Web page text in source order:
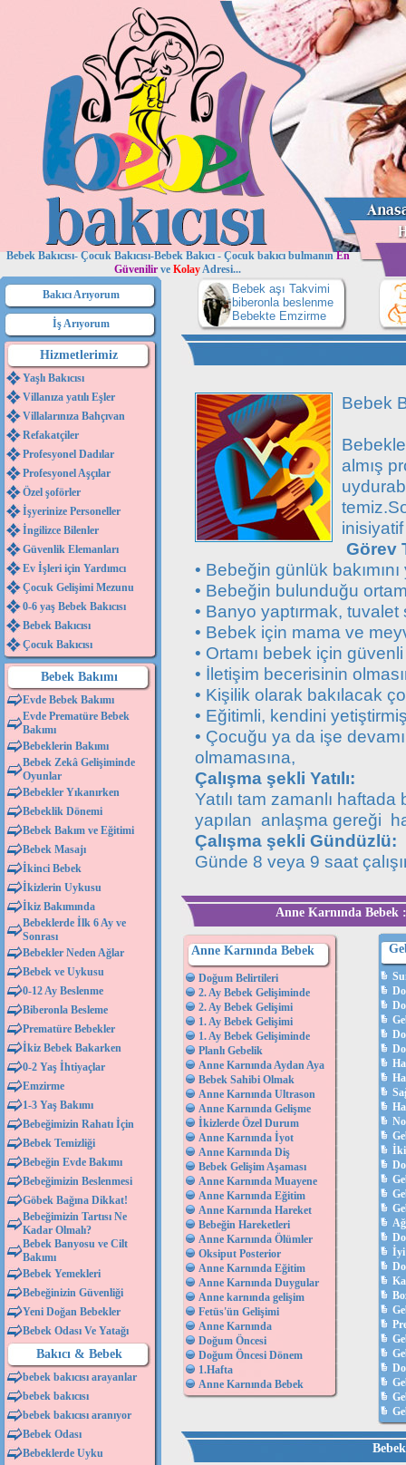
Bebek Bakıcısı- Çocuk Bakıcısı-Bebek Bakıcı - Çocuk bakıcı bulmanınEn
Güvenilir ve KolayAdresi...
Bakıcı Arıyorum
İş Arıyorum
Hizmetlerimiz
Yaşlı Bakıcısı
Villanıza yatılı Eşler
Villalarınıza Bahçıvan
Refakatçiler
Profesyonel Dadılar
Profesyonel Aşçılar
Özel şoförler
İşyerinize Personeller
İngilizce Bilenler
Güvenlik Elemanları
Ev İşleri için Yardımcı
Çocuk Gelişimi Mezunu
0-6 yaş Bebek Bakıcısı
Bebek Bakıcısı
Çocuk Bakıcısı
Bebek Bakımı
Evde Bebek Bakımı
Evde Prematüre Bebek
Bakımı
Bebeklerin Bakımı
Bebek Zekâ Gelişiminde
Oyunlar
Bebekler Yıkanırken
Bebeklik Dönemi
Bebek Bakım ve Eğitimi
Bebek Masajı
İkinci Bebek
İkizlerin Uykusu
İkiz Bakımında
Bebeklerde İlk 6 Ay ve
Sonrası
Bebekler Neden Ağlar
Bebek ve Uykusu
0-12 Ay Beslenme
Biberonla Besleme
Prematüre Bebekler
İkiz Bebek Bakarken
0-2 Yaş İhtiyaçlar
Emzirme
1-3 Yaş Bakımı
Bebeğimizin Rahatı İçin
Bebek Temizliği
Bebeğin Evde Bakımı
Bebeğimizin Beslenmesi
Göbek Bağına Dikkat!
Bebeğimizin Tartısı Ne
Kadar Olmalı?
Bebek Banyosu ve Cilt
Bakımı
Bebek Yemekleri
Bebeğinizin Güvenliği
Yeni Doğan Bebekler
Bebek Odası Ve Yatağı
Bakıcı & Bebek
bebek bakıcısı arayanlar
bebek bakıcısı
bebek bakıcısı aranıyor
Bebek Odası
Bebeklerde Uyku
Bebek aşı Takvimi
biberonla beslenme
Bebekte Emzirme
Bebek
almış
inisiyatif
Görev
• Bebeğin günlük
• Bebeğin bulunduğu
• Banyo yaptırmak,
• Bebek için mama ve
• Ortamı bebek için
• İletişim becerisinin
• Kişilik olarak bakılacak
• Eğitimli, kendini
• Çocuğu ya da işe
olmamasına,
Çalışma şekli Yatılı:
Yatılı tam zamanlı
yapılan anlaşma gereği
Çalışma şekli Gündüzlü:
Günde 8 veya 9 saat
Anne Karnında Bebek
Anne Karnında Bebek
Doğum Belirtileri
2. Ay Bebek Gelişiminde
2. Ay Bebek Gelişimi
1. Ay Bebek Gelişimi
1. Ay Bebek Gelişiminde
Planlı Gebelik
Anne Karnında Aydan Aya
Bebek Sahibi Olmak
Anne Karnında Ultrason
Anne Karnında Gelişme
İkizlerde Özel Durum
Anne Karnında İyot
Anne Karnında Diş
Bebek Gelişim Aşaması
Anne Karnında Muayene
Anne Karnında Eğitim
Anne Karnında Hareket
Bebeğin Hareketleri
Anne Karnında Ölümler
Oksiput Posterior
Anne Karnında Eğitim
Anne Karnında Duygular
Anne karnında gelişim
Fetüs'ün Gelişimi
Anne Karnında
Doğum Öncesi
Doğum Öncesi Dönem
1.Hafta
Anne Karnında Bebek
İyi